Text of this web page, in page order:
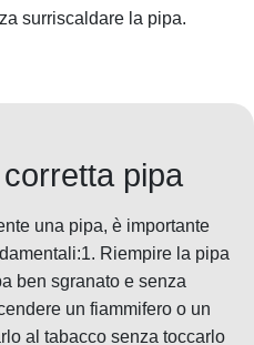
surriscaldare la pipa.
pipa
una pipa, è importante
Riempire la pipa
ben sgranato e senza
un fiammifero o un
al tabacco senza toccarlo